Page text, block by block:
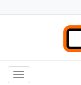
Toggle navigation